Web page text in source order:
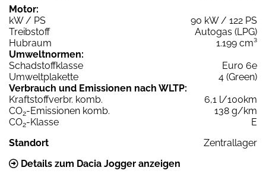
Motor:
kW / PS
90 kW / 122 PS
Treibstoff
Autogas (LPG)
Hubraum
1.199 cm³
Umweltnormen:
Schadstoffklasse
Euro 6e
Umweltplakette
4 (Green)
Verbrauch und Emissionen nach WLTP:
Kraftstoffverbr. komb.
6,1 l/100km
CO2-Emissionen komb.
138 g/km
CO2-Klasse
E
Standort
Zentrallager
Details zum Dacia Jogger anzeigen